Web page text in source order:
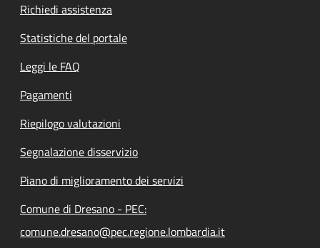
Richiedi assistenza
Statistiche del portale
Leggi le FAQ
Pagamenti
Riepilogo valutazioni
Segnalazione disservizio
Piano di miglioramento dei servizi
Comune di Dresano - PEC:
comune.dresano@pec.regione.lombardia.it